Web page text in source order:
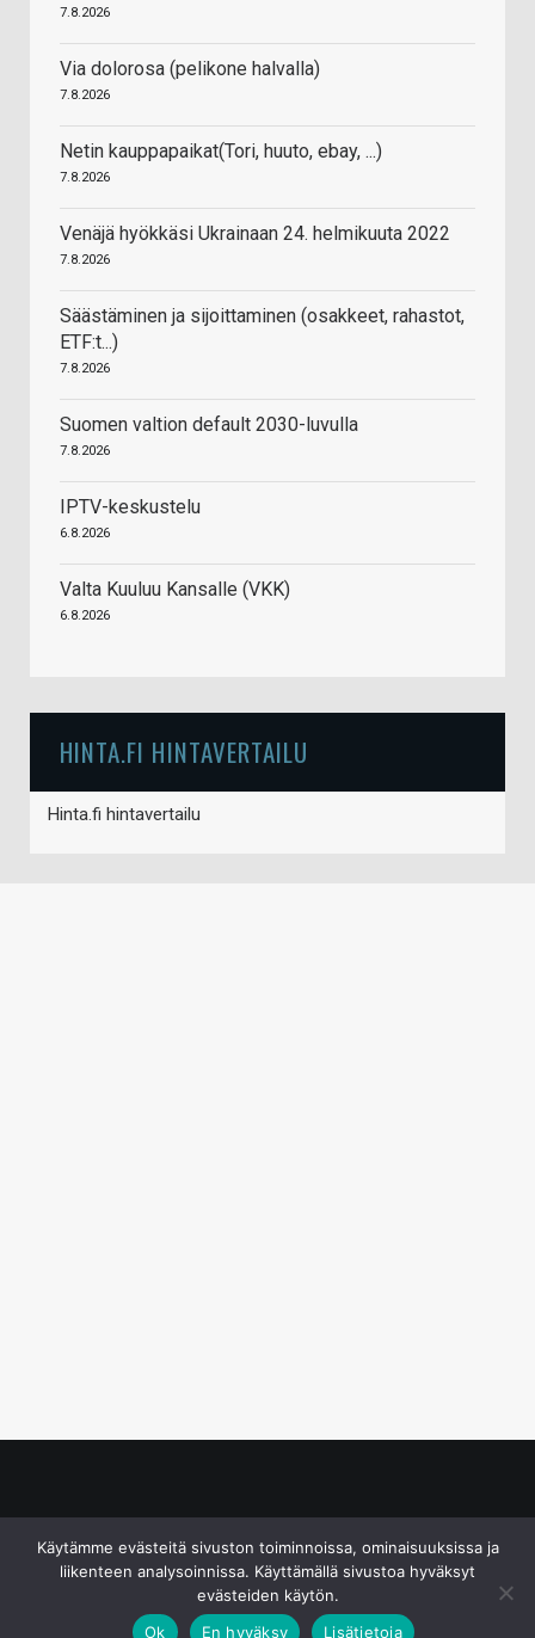
7.8.2026
Via dolorosa (pelikone halvalla)
7.8.2026
Netin kauppapaikat(Tori, huuto, ebay, ...)
7.8.2026
Venäjä hyökkäsi Ukrainaan 24. helmikuuta 2022
7.8.2026
Säästäminen ja sijoittaminen (osakkeet, rahastot,
ETF:t...)
7.8.2026
Suomen valtion default 2030-luvulla
7.8.2026
IPTV-keskustelu
6.8.2026
Valta Kuuluu Kansalle (VKK)
6.8.2026
HINTA.FI HINTAVERTAILU
Hinta.fi hintavertailu
Käytämme evästeitä sivuston toiminnoissa, ominaisuuksissa ja
liikenteen analysoinnissa. Käyttämällä sivustoa hyväksyt
evästeiden käytön.
Ok
En hyväksy Lisätietoja